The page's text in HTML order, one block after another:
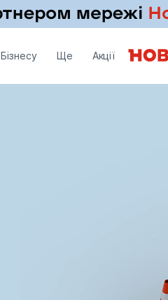
Бізнесу Ще Акції